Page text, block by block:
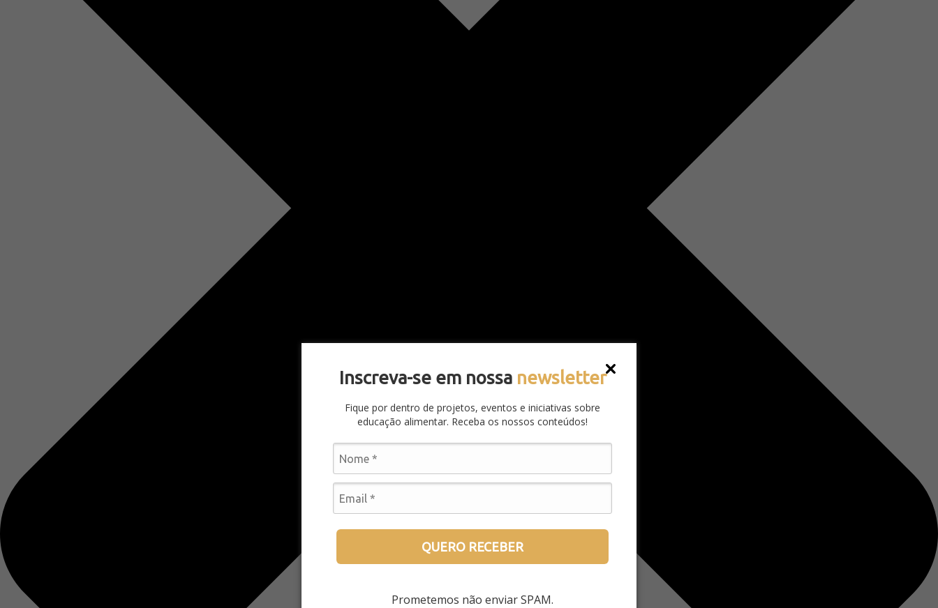
Inscreva-se em nossa newsletter
Fique por dentro de projetos, eventos e iniciativas sobre
educação alimentar. Receba os nossos conteúdos!
QUERO RECEBER
Prometemos não enviar SPAM.